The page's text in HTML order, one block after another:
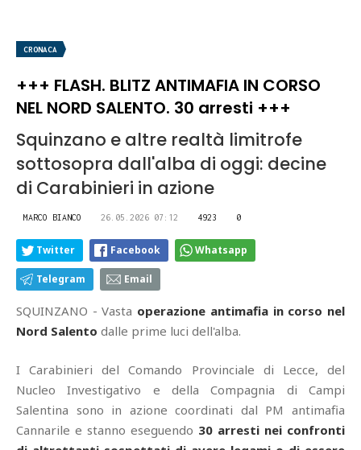
CRONACA
+++ FLASH. BLITZ ANTIMAFIA IN CORSO
NEL NORD SALENTO. 30 arresti +++
Squinzano e altre realtà limitrofe
sottosopra dall'alba di oggi: decine
di Carabinieri in azione
MARCO BIANCO 26.05.2026 07:12 4923 0
Twitter Facebook Whatsapp
Telegram Email
SQUINZANO - Vasta operazione antimafia in corso nel
Nord Salento dalle prime luci dell'alba.
I Carabinieri del Comando Provinciale di Lecce, del
Nucleo Investigativo e della Compagnia di Campi
Salentina sono in azione coordinati dal PM antimafia
Cannarile e stanno eseguendo 30 arresti nei confronti